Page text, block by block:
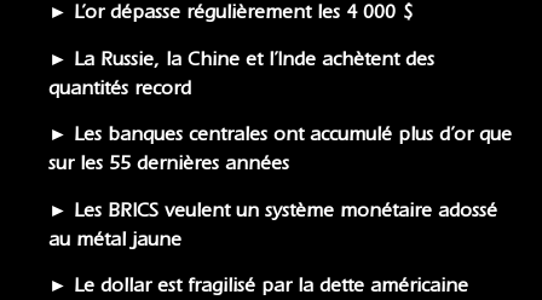
► L’or dépasse régulièrement les 4 000 $
► La Russie, la Chine et l’Inde achètent des
quantités record
► Les banques centrales ont accumulé plus d’or que
sur les 55 dernières années
► Les BRICS veulent un système monétaire adossé
au métal jaune
► Le dollar est fragilisé par la dette américaine